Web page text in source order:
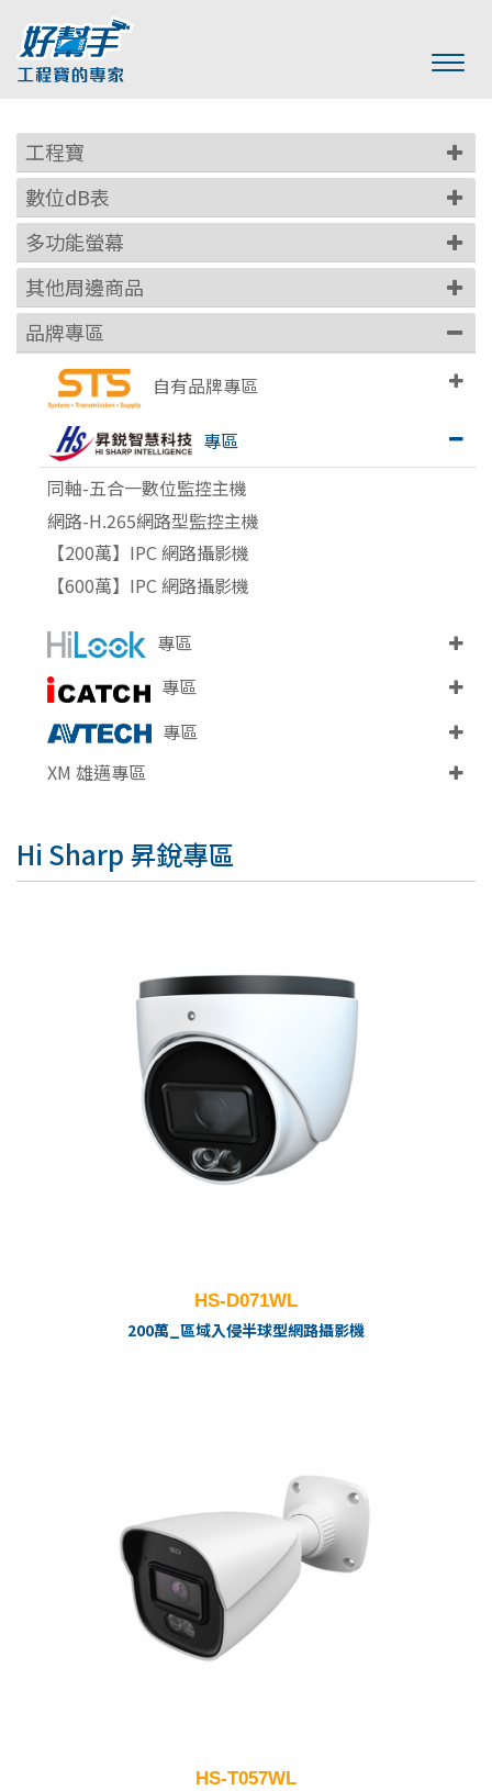
工程寶
數位dB表
多功能螢幕
其他周邊商品
品牌專區
自有品牌專區
專區
同軸-五合一數位監控主機
網路-H.265網路型監控主機
【200萬】IPC 網路攝影機
【600萬】IPC 網路攝影機
專區
專區
專區
XM 雄邁專區
Hi Sharp 昇銳專區
HS-D071WL
200萬_區域入侵半球型網路攝影機
HS-T057WL